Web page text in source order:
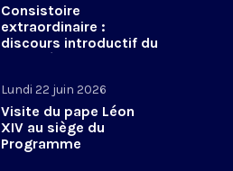
Consistoire
extraordinaire :
discours introductif du
pape Léon XIV - 26 juin
Lundi 22 juin 2026
Visite du pape Léon
XIV au siège du
Programme